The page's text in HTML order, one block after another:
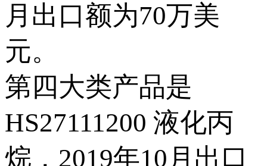
月出口额为70万美
元。
第四大类产品是
HS27111200 液化丙
烷，2019年10月出口